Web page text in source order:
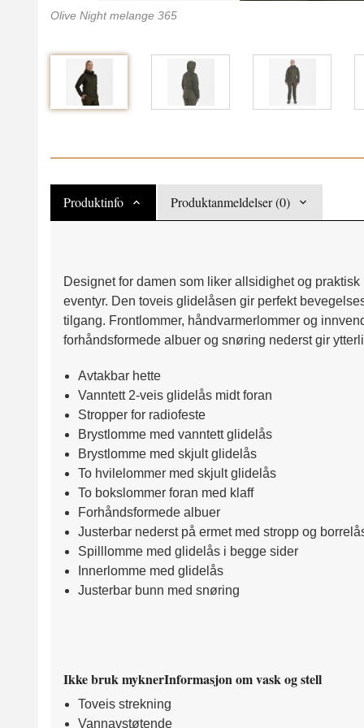
Olive Night melange 365
Produktinfo Produktanmeldelser (0)
Designet for damen som liker allsidighet og
eventyr. Den toveis glidelåsen gir perfekt
tilgang. Frontlommer, håndvarmerlommer og
forhåndsformede albuer og snøring nederst gir
Avtakbar hette
Vanntett 2-veis glidelås midt foran
Stropper for radiofeste
Brystlomme med vanntett glidelås
Brystlomme med skjult glidelås
To hvilelommer med skjult glidelås
To bokslommer foran med klaff
Forhåndsformede albuer
Justerbar nederst på ermet med stropp og
Spilllomme med glidelås i begge sider
Innerlomme med glidelås
Justerbar bunn med snøring
Ikke bruk myknerInformasjon om vask og stell
Toveis strekning
Vannavstøtende